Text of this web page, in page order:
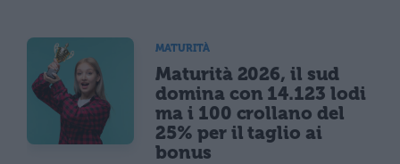
MATURITÀ
Maturità 2026, il sud
domina con 14.123 lodi
ma i 100 crollano del
25% per il taglio ai
bonus